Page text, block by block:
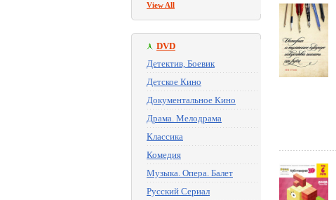
View All
DVD
Детектив, Боевик
Детское Кино
Документальное Кино
Драма. Мелодрама
Классика
Комедия
Музыка. Опера. Балет
Русский Сериал